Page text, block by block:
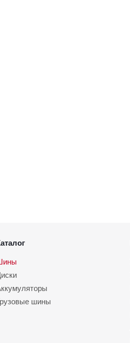
шины